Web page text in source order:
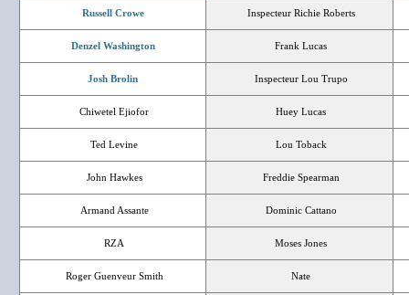
Russell Crowe Inspecteur Richie Roberts
Denzel Washington Frank Lucas
Josh Brolin Inspecteur Lou Trupo
Chiwetel Ejiofor Huey Lucas
Ted Levine Lou Toback
John Hawkes Freddie Spearman
Armand Assante Dominic Cattano
RZA Moses Jones
Roger Guenveur Smith Nate